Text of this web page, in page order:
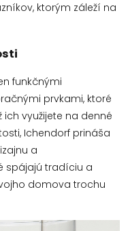
ktorým záleží na
funkčnými
prvkami, ktoré
ich využijete na denné
Ichendorf prináša
a
spájajú tradíciu a
domova trochu